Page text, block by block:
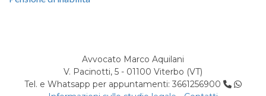
Avvocato Marco Aquilani
V. Pacinotti, 5 - 01100 Viterbo (VT)
Tel. e Whatsapp per appuntamenti: 3661256900